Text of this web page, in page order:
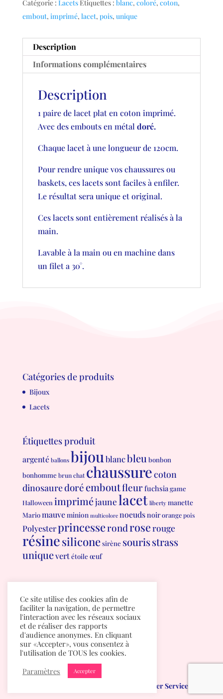
Catégorie : Lacets Étiquettes : blanc, coloré, coton,
embout, imprimé, lacet, pois, unique
Description
Informations complémentaires
Description
1 paire de lacet plat en coton imprimé.
Avec des embouts en métal doré.
Chaque lacet à une longueur de 120cm.
Pour rendre unique vos chaussures ou
baskets, ces lacets sont faciles à enfiler.
Le résultat sera unique et original.
Ces lacets sont entièrement réalisés à la
main.
Lavable à la main ou en machine dans
un filet a 30°.
Catégories de produits
Bijoux
Lacets
Étiquettes produit
argenté ballons bijou blancbleu bonbon
bonhomme brun chat chaussurecoton
dinosauredoré emboutfleurfuchsiagame
Halloween impriméjaunelacet liberty manette
Mariomauveminion multicolore noeudsnoirorange pois
Polyesterprincesserondroserouge
résinesiliconesirène sourisstrass
uniquevertétoile œuf
Politique de confidentialité
Albuma Computer Services
Ce site utilise des cookies afin de
faciliter la navigation, de permettre
l'interaction avec les réseaux sociaux
et de réaliser des rapports
d'audience anonymes. En cliquant
sur «Accepter», vous consentez à
l'utilisation de TOUS les cookies.
Paramètres
Accepter